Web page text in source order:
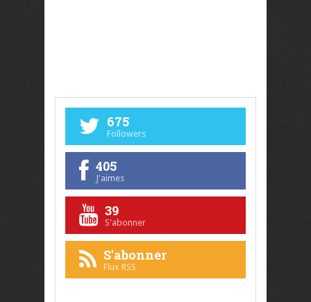
675
Followers
405
J'aimes
39
S'abonner
S'abonner
Flux RSS